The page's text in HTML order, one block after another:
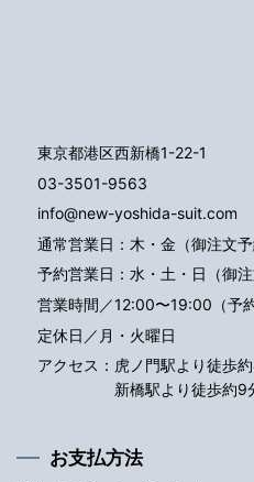
東京都港区西新橋1-22-1
03-3501-9563
info@new-yoshida-suit.com
通常営業日：木・金（御注文予
予約営業日：水・土・日（御注
営業時間／12:00〜19:00（予約
定休日／月・火曜日
アクセス： 虎ノ門駅より徒歩
新橋駅より徒歩約9
お支払方法